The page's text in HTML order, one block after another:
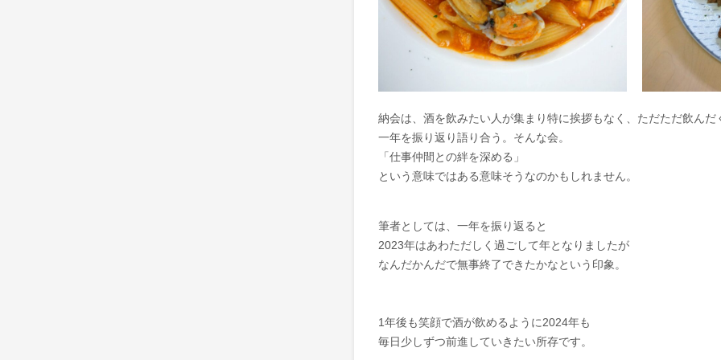
納会は、酒を飲みたい人が集まり特に挨拶もなく、ただただ飲んだ
一年を振り返り語り合う。そんな会。
「仕事仲間との絆を深める」
という意味ではある意味そうなのかもしれません。
筆者としては、一年を振り返ると
2023年はあわただしく過ごして年となりましたが
なんだかんだで無事終了できたかなという印象。
1年後も笑顔で酒が飲めるように2024年も
毎日少しずつ前進していきたい所存です。